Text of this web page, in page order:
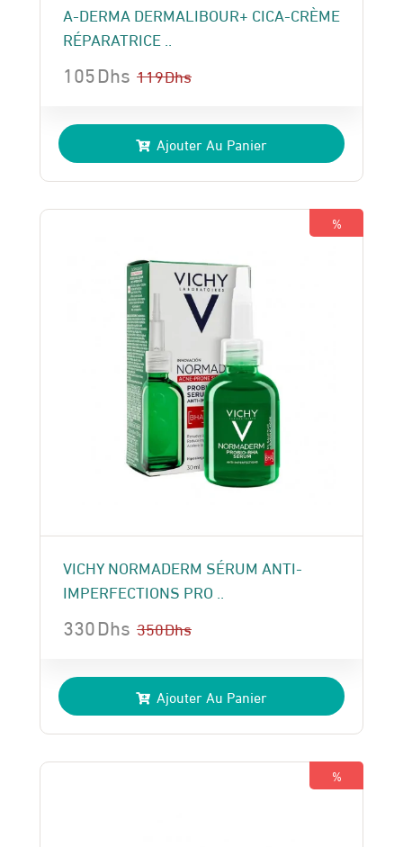
A-DERMA DERMALIBOUR+ CICA-CRÈME
RÉPARATRICE ..
119Dhs
prix
initial
était :
119 Dhs.
105Dhs
prix
actuel
est :
105 Dhs.
Ajouter Au Panier
%
VICHY NORMADERM SÉRUM ANTI-
IMPERFECTIONS PRO ..
350Dhs
prix
initial
était :
350 Dhs.
330Dhs
prix
actuel
est :
330 Dhs.
Ajouter Au Panier
%